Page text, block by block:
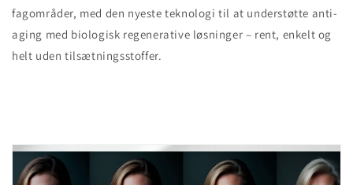
fagområder, med den nyeste teknologi til at understøtte anti-
aging med biologisk regenerative løsninger – rent, enkelt og
helt uden tilsætningsstoffer.